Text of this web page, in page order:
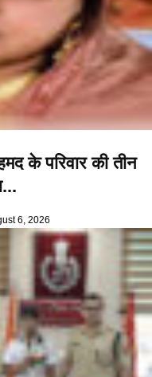
के परिवार की तीन
6, 2026